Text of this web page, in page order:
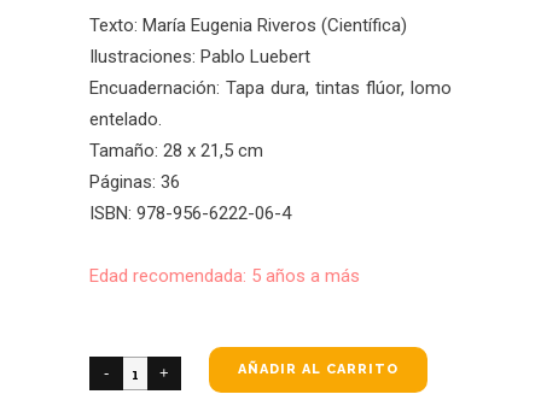
Texto: María Eugenia Riveros (Científica)
Ilustraciones: Pablo Luebert
Encuadernación: Tapa dura, tintas flúor, lomo
entelado.
Tamaño: 28 x 21,5 cm
Páginas: 36
ISBN: 978-956-6222-06-4
Edad recomendada: 5 años a más
AÑADIR AL CARRITO